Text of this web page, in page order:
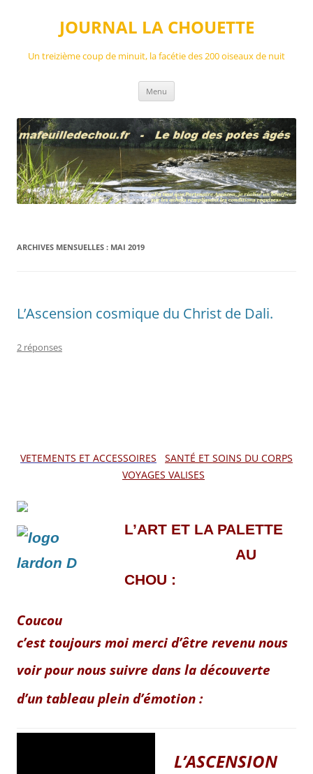
JOURNAL LA CHOUETTE
Un treizième coup de minuit, la facétie des 200 oiseaux de nuit
Menu
ARCHIVES MENSUELLES : MAI 2019
L’Ascension cosmique du Christ de Dali.
2 réponses
VETEMENTS ET ACCESSOIRES
SANTÉ ET SOINS DU CORPS
VOYAGES VALISES
L’ART ET LA PALETTE
AU
CHOU :
Coucou
c’est toujours moi merci d’être revenu nous
voir pour nous suivre dans la découverte
d’un tableau plein d’émotion :
L’ASCENSION